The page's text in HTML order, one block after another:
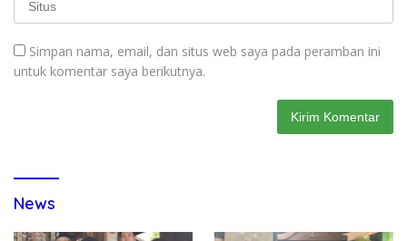
Simpan nama, email, dan situs web saya pada peramban ini
untuk komentar saya berikutnya.
News